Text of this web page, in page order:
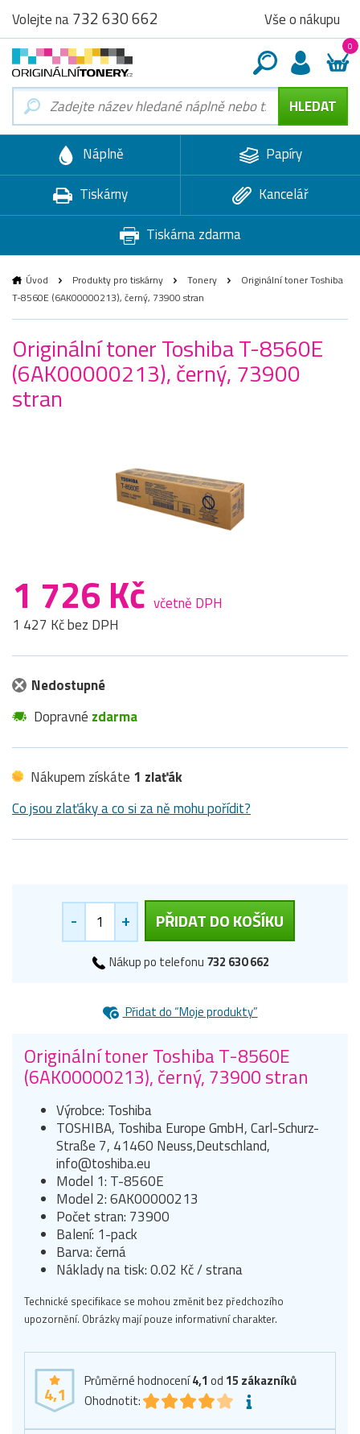
Volejte na732 630 662 Vše o nákupu
0
Náplně
Papíry
Tiskárny
Kancelář
Tiskárna zdarma
Úvod Produkty pro tiskárny Tonery
Originální toner Toshiba
T-8560E (6AK00000213), černý, 73900 stran
Originální toner Toshiba T-8560E
(6AK00000213), černý, 73900
stran
1 726 Kč včetně DPH
1 427 Kč bez DPH
Nedostupné
Dopravné zdarma
Nákupem získáte 1 zlaťák
Co jsou zlaťáky a co si za ně mohu pořídit?
- + PŘIDAT DO KOŠÍKU
Nákup po telefonu 732 630 662
Přidat do “Moje produkty”
Originální toner Toshiba T-8560E
(6AK00000213), černý, 73900 stran
Výrobce: Toshiba
TOSHIBA, Toshiba Europe GmbH, Carl-Schurz-
Straße 7, 41460 Neuss,Deutschland,
info@toshiba.eu
Model 1: T-8560E
Model 2: 6AK00000213
Počet stran: 73900
Balení: 1-pack
Barva: černá
Náklady na tisk: 0.02 Kč / strana
Technické specifikace se mohou změnit bez předchozího
upozornění. Obrázky mají pouze informativní charakter.
4,1
Průměrné hodnocení4,1 od 15 zákazníků
Ohodnotit: